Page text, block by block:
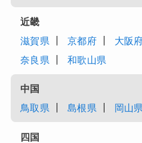
近畿
滋賀県
京都府 大阪
奈良県
和歌山県
中国
鳥取県
島根県 岡山県
四国